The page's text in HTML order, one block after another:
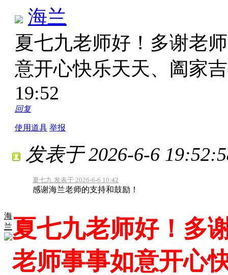
海兰
夏七九老师好！多谢老
意开心快乐天天、阖家
19:52
回复
使用道具 举报
海
兰
发表于 2026-6-6
夏七九 发表于 2026-6-6 10:42
感谢海兰老师的支持和鼓励！
夏七九老师好！多
老师事事如意开心